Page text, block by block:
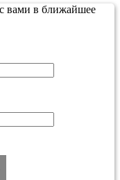
вами в ближайшее